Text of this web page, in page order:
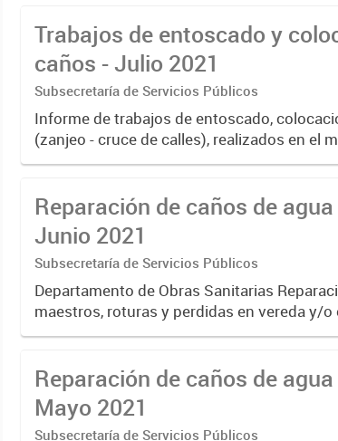
Trabajos de entoscado y
caños - Julio 2021
Subsecretaría de Servicios Públicos
Informe de trabajos de entoscado,
(zanjeo - cruce de calles), realizados en el
Reparación de caños de
Junio 2021
Subsecretaría de Servicios Públicos
Departamento de Obras Sanitarias
maestros, roturas y perdidas en vereda y/
Junio 2021
Reparación de caños de
Mayo 2021
Subsecretaría de Servicios Públicos